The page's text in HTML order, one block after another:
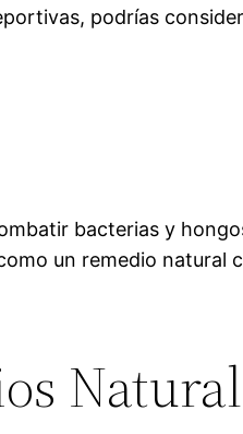
podrías
bacterias y
un remedio natural